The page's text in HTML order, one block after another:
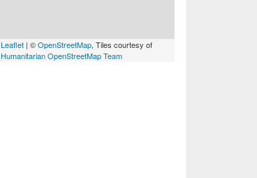
Leaflet| ©OpenStreetMap, Tiles courtesy of
Humanitarian OpenStreetMap Team